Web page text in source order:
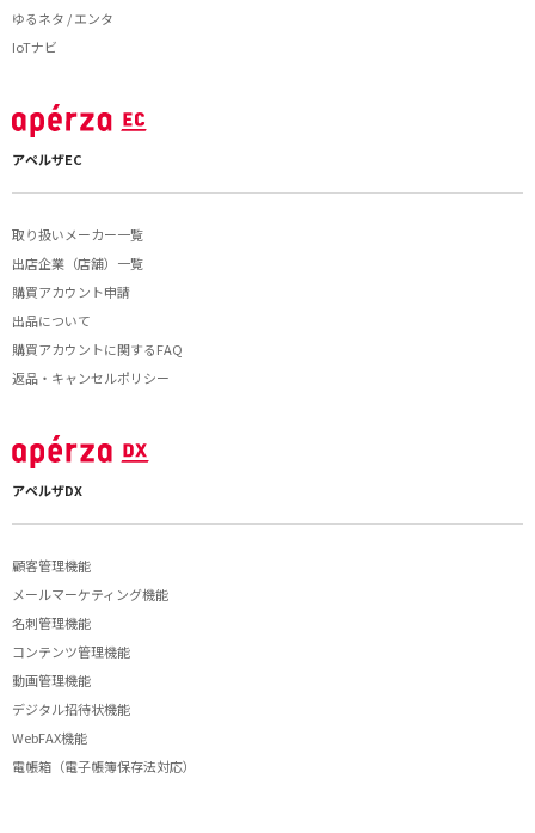
ゆるネタ / エンタ
IoTナビ
アペルザEC
取り扱いメーカー一覧
出店企業（店舗）一覧
購買アカウント申請
出品について
購買アカウントに関するFAQ
返品・キャンセルポリシー
アペルザDX
顧客管理機能
メールマーケティング機能
名刺管理機能
コンテンツ管理機能
動画管理機能
デジタル招待状機能
WebFAX機能
電帳箱（電子帳簿保存法対応）